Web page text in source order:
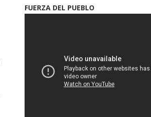
FUERZA DEL PUEBLO